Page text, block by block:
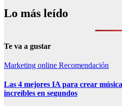
Lo más leído
Te va a gustar
Marketing online Recomendación
Las 4 mejores IA para crear
increíbles en segundos